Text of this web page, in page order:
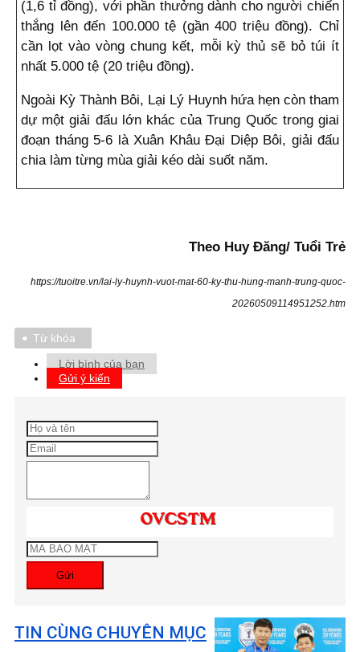
(1,6 tỉ đồng), với phần thưởng dành cho người chiến
thắng lên đến 100.000 tệ (gần 400 triệu đồng). Chỉ
cần lọt vào vòng chung kết, mỗi kỳ thủ sẽ bỏ túi ít
nhất 5.000 tệ (20 triệu đồng).
Ngoài Kỳ Thành Bôi, Lại Lý Huynh hứa hẹn còn tham
dự một giải đấu lớn khác của Trung Quốc trong giai
đoạn tháng 5-6 là Xuân Khâu Đại Diệp Bôi, giải đấu
chia làm từng mùa giải kéo dài suốt năm.
Theo Huy Đăng/ Tuổi Trẻ
https://tuoitre.vn/lai-ly-huynh-vuot-mat-60-ky-thu-hung-manh-trung-quoc-
20260509114951252.htm
Từ khóa
Lời bình của bạn
Gửi ý kiến
Gửi
TIN CÙNG CHUYÊN MỤC